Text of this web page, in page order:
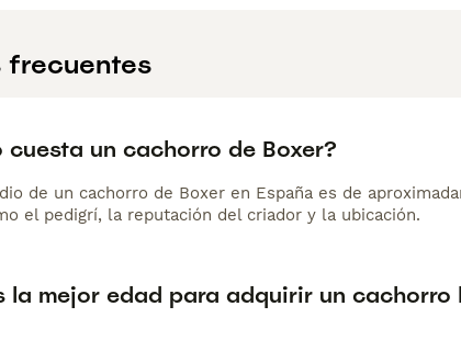
frecuentes
cuesta un cachorro de Boxer?
de un cachorro de Boxer en España es de
el pedigrí, la reputación del criador y la ubicación.
la mejor edad para adquirir un cachorro